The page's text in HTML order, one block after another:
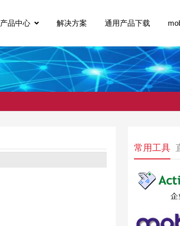
产品中心 解决方案 通用产品下载
常用工具